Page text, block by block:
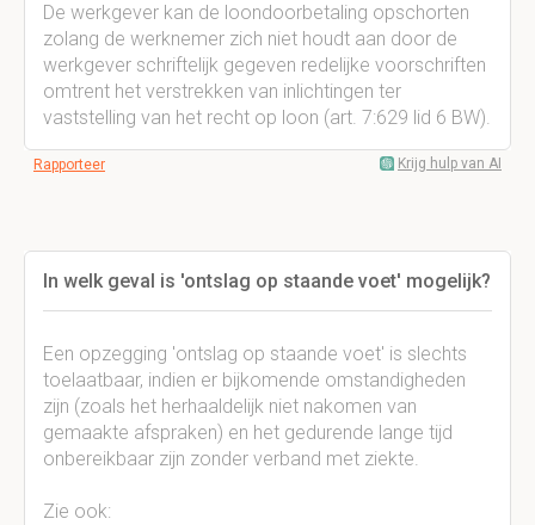
De werkgever kan de loondoorbetaling opschorten
zolang de werknemer zich niet houdt aan door de
werkgever schriftelijk gegeven redelijke voorschriften
omtrent het verstrekken van inlichtingen ter
vaststelling van het recht op loon (art. 7:629 lid 6 BW).
Rapporteer Krijg hulp van AI
In welk geval is 'ontslag op staande voet' mogelijk?
Een opzegging 'ontslag op staande voet' is slechts
toelaatbaar, indien er bijkomende omstandigheden
zijn (zoals het herhaaldelijk niet nakomen van
gemaakte afspraken) en het gedurende lange tijd
onbereikbaar zijn zonder verband met ziekte.
Zie ook: